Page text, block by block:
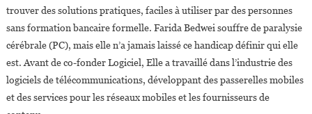
trouver des solutions pratiques, faciles à utiliser par des personnes
sans formation bancaire formelle. Farida Bedwei souffre de paralysie
cérébrale (PC), mais elle n’a jamais laissé ce handicap définir qui elle
est. Avant de co-fonder Logiciel, Elle a travaillé dans l’industrie des
logiciels de télécommunications, développant des passerelles mobiles
et des services pour les réseaux mobiles et les fournisseurs de